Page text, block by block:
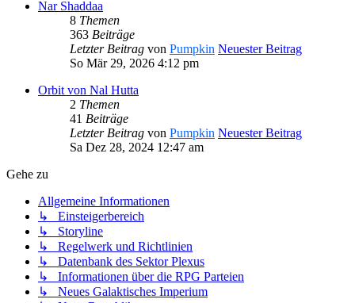
Nar Shaddaa
8 Themen
363 Beiträge
Letzter Beitrag von Pumpkin Neuester Beitrag
So Mär 29, 2026 4:12 pm
Orbit von Nal Hutta
2 Themen
41 Beiträge
Letzter Beitrag von Pumpkin Neuester Beitrag
Sa Dez 28, 2024 12:47 am
Gehe zu
Allgemeine Informationen
↳ Einsteigerbereich
↳ Storyline
↳ Regelwerk und Richtlinien
↳ Datenbank des Sektor Plexus
↳ Informationen über die RPG Parteien
↳ Neues Galaktisches Imperium